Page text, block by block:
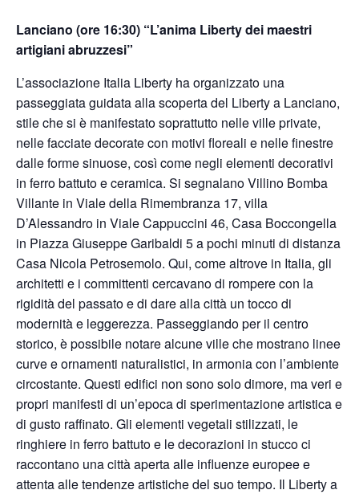
Lanciano (ore 16:30) “L’anima Liberty dei maestri
artigiani abruzzesi”
L’associazione Italia Liberty ha organizzato una
passeggiata guidata alla scoperta del Liberty a Lanciano,
stile che si è manifestato soprattutto nelle ville private,
nelle facciate decorate con motivi floreali e nelle finestre
dalle forme sinuose, così come negli elementi decorativi
in ferro battuto e ceramica. Si segnalano Villino Bomba
Villante in Viale della Rimembranza 17, villa
D’Alessandro in Viale Cappuccini 46, Casa Boccongella
in Piazza Giuseppe Garibaldi 5 a pochi minuti di distanza
Casa Nicola Petrosemolo. Qui, come altrove in Italia, gli
architetti e i committenti cercavano di rompere con la
rigidità del passato e di dare alla città un tocco di
modernità e leggerezza. Passeggiando per il centro
storico, è possibile notare alcune ville che mostrano linee
curve e ornamenti naturalistici, in armonia con l’ambiente
circostante. Questi edifici non sono solo dimore, ma veri e
propri manifesti di un’epoca di sperimentazione artistica e
di gusto raffinato. Gli elementi vegetali stilizzati, le
ringhiere in ferro battuto e le decorazioni in stucco ci
raccontano una città aperta alle influenze europee e
attenta alle tendenze artistiche del suo tempo. Il Liberty a